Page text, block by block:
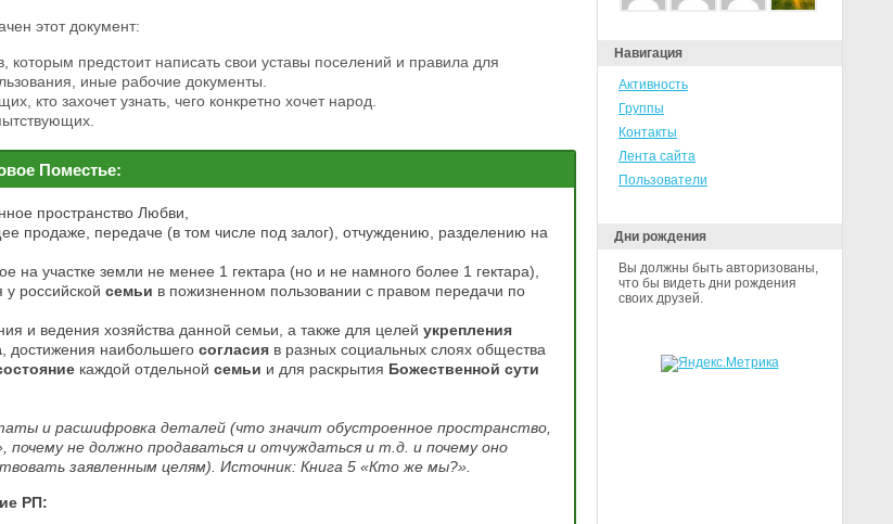
этот документ:
которым предстоит написать свои уставы поселений и правила для
иные рабочие документы.
кто захочет узнать, чего конкретно хочет народ.
Поместье:
пространство Любви,
продаже, передаче (в том числе под залог), отчуждению, разделению на
на участке земли не менее 1 гектара (но и не намного более 1 гектара),
российской семьи в пожизненном пользовании с правом передачи по
и ведения хозяйства данной семьи, а также для целей укрепления
, достижения наибольшего согласия в разных социальных слоях общества
каждой отдельной семьи и для раскрытия Божественной сути
и расшифровка деталей (что значит обустроенное пространство,
почему не должно продаваться и отчуждаться и т.д. и почему оно
заявленным целям). Источник: Книга 5 «Кто же мы?».
РП:
Навигация
Активность
Группы
Контакты
Лента сайта
Пользователи
Дни рождения
Вы должны быть авторизованы,
что бы видеть дни рождения
своих друзей.